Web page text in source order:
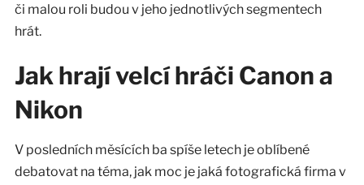
či malou roli budou v jeho jednotlivých segmentech
hrát.
Jak hrají velcí hráči Canon a
Nikon
V posledních měsících ba spíše letech je oblíbené
debatovat na téma, jak moc je jaká fotografická firma v